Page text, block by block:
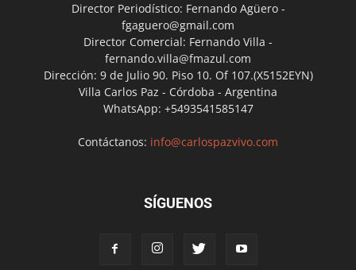
Director Periodístico: Fernando Agüero -
fgaguero@gmail.com
Director Comercial: Fernando Villa -
fernando.villa@fmazul.com
Dirección: 9 de Julio 90. Piso 10. Of 107.(X5152EYN)
Villa Carlos Paz - Córdoba - Argentina
WhatsApp: +5493541585147
Contáctanos: info@carlospazvivo.com
SÍGUENOS